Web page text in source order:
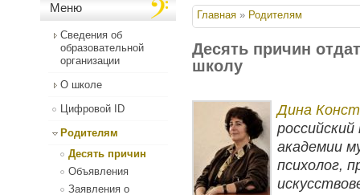
Меню
Сведения об
образовательной
организации
О школе
Цифровой ID
Родителям
Десять причин
Объявления
Заявления о
Вы здесь
Главная» Родителям
Десять причин
школу
Дина
академии
психолог,